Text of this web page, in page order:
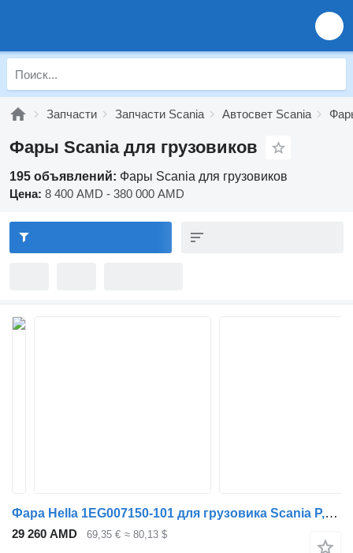
Запчасти Запчасти Scania Автосвет Scania
Фары Scania для грузовиков
195 объявлений: Фары Scania для грузовиков
Цена: 8 400 AMD - 380 000 AMD
Фара Hella 1EG007150-101 для грузовика Scania P,G,R,T-series (2004-2017)
29 260 AMD 69,35 € ≈ 80,13 $